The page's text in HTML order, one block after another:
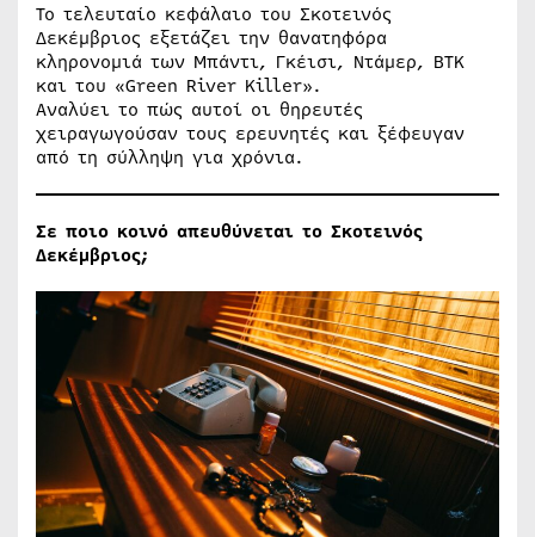
Το τελευταίο κεφάλαιο του Σκοτεινός
Δεκέμβριος εξετάζει την θανατηφόρα
κληρονομιά των Μπάντι, Γκέισι, Ντάμερ, BTK
και του «Green River Killer».
Αναλύει το πώς αυτοί οι θηρευτές
χειραγωγούσαν τους ερευνητές και ξέφευγαν
από τη σύλληψη για χρόνια.
Σε ποιο κοινό απευθύνεται το Σκοτεινός
Δεκέμβριος;